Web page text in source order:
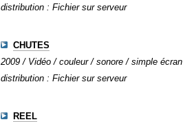
distribution : Fichier sur serveur
CHUTES
2009 / Vidéo / couleur / sonore / simple
distribution : Fichier sur serveur
REEL